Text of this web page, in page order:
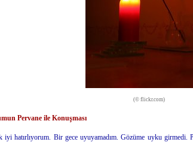
(© flickr.com)
Pervane ile Konuşması
iyi hatırlıyorum. Bir gece uyuyamadım. Gözüme uyku girmedi.